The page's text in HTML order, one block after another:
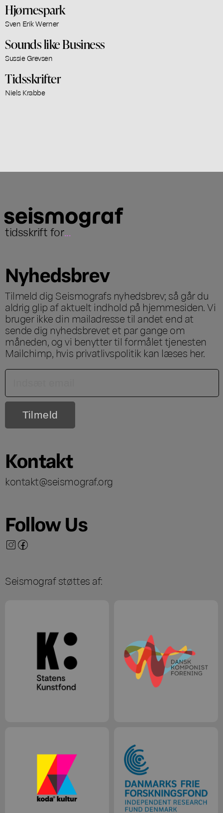
Hjørnespark
Sven Erik Werner
Sounds like Business
Sussie Grevsen
Tidsskrifter
Niels Krabbe
tidsskrift for...
Nyhedsbrev
Tilmeld dig Seismografs nyhedsbrev; så går du
aldrig glip af aktuelt indhold på hjemmesiden. Vi
bruger ikke din mailadresse til andet end at
sende dig nyhedsbrevet et par gange om
måneden, og vi benytter til formålet tjenesten
Mailchimp, hvis privatlivspolitik kan læses her.
Kontakt
kontakt@seismograf.org
Follow Us
Seismograf støttes af: